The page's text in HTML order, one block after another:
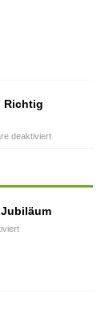
Richtig
deaktiviert